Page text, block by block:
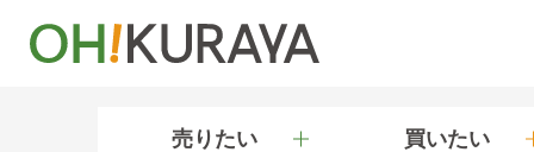
売りたい 買いたい